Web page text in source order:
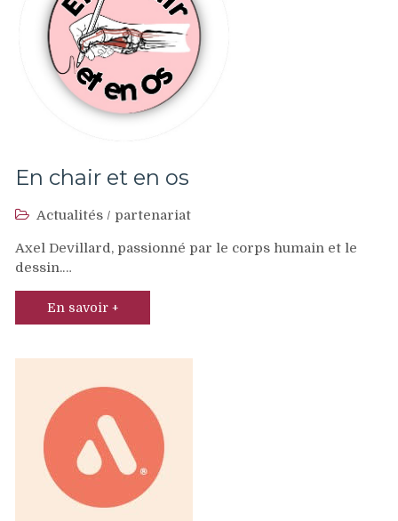
En chair et en os
Actualités / partenariat
Axel Devillard, passionné par le corps humain et le
dessin.…
En savoir +